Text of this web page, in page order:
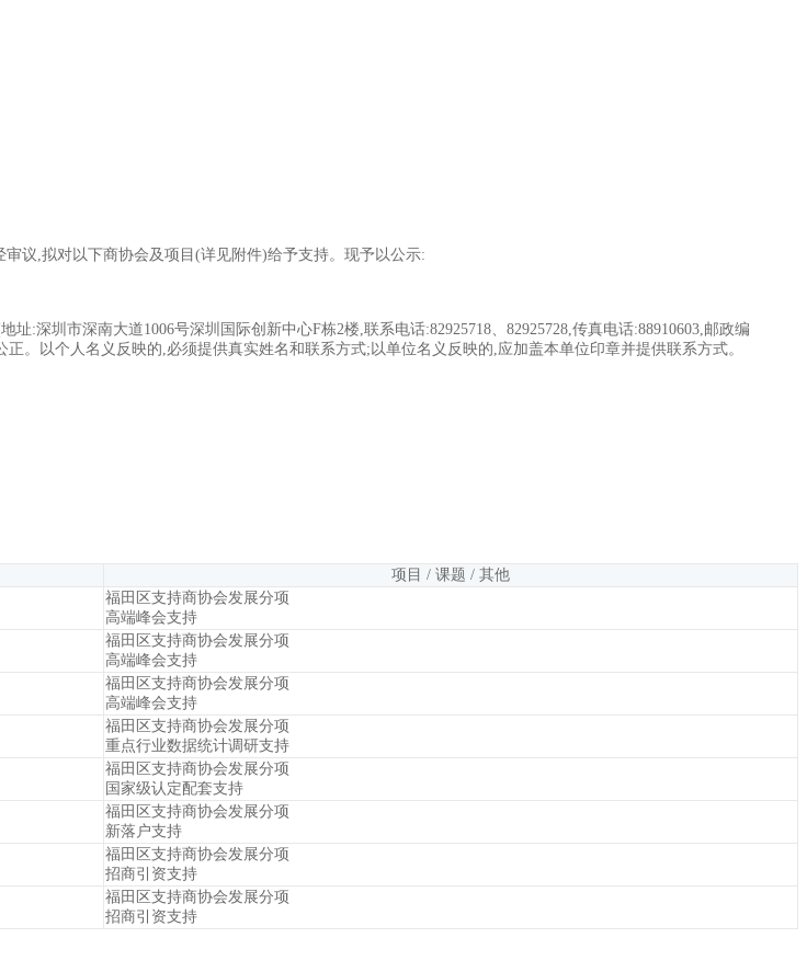
议,拟对以下商协会及项目(详见附件)给予支持。现予以公示:
深圳市深南大道1006号深圳国际创新中心F栋2楼,联系电话:82925718、82925728,传真电话:88910603,邮政编
。以个人名义反映的,必须提供真实姓名和联系方式;以单位名义反映的,应加盖本单位印章并提供联系方式。
项目 / 课题 / 其他
福田区支持商协会发展分项
高端峰会支持
福田区支持商协会发展分项
高端峰会支持
福田区支持商协会发展分项
高端峰会支持
福田区支持商协会发展分项
重点行业数据统计调研支持
福田区支持商协会发展分项
国家级认定配套支持
福田区支持商协会发展分项
新落户支持
福田区支持商协会发展分项
招商引资支持
福田区支持商协会发展分项
招商引资支持